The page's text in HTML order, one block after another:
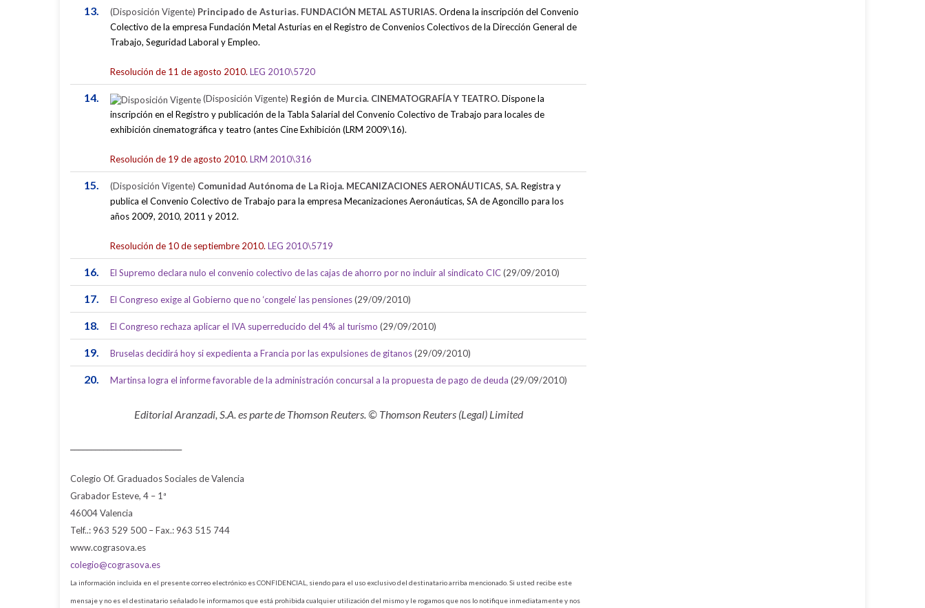
13. (Disposición Vigente) Principado de Asturias. FUNDACIÓN METAL ASTURIAS.Ordena la inscripción del Convenio
Colectivo de la empresa Fundación Metal Asturias en el Registro de Convenios Colectivos de la Dirección General de
Trabajo, Seguridad Laboral y Empleo.
Resolución de 11 de agosto 2010. LEG 2010\5720
14. (Disposición Vigente) Región de Murcia. CINEMATOGRAFÍA Y TEATRO.Dispone la
inscripción en el Registro y publicación de la Tabla Salarial del Convenio Colectivo de Trabajo para locales de
exhibición cinematográfica y teatro (antes Cine Exhibición (LRM 2009\16).
Resolución de 19 de agosto 2010. LRM 2010\316
15. (Disposición Vigente) Comunidad Autónoma de La Rioja. MECANIZACIONES AERONÁUTICAS, SA.Registra y
publica el Convenio Colectivo de Trabajo para la empresa Mecanizaciones Aeronáuticas, SA de Agoncillo para los
años 2009, 2010, 2011 y 2012.
Resolución de 10 de septiembre 2010. LEG 2010\5719
16. El Supremo declara nulo el convenio colectivo de las cajas de ahorro por no incluir al sindicato CIC(29/09/2010)
17. El Congreso exige al Gobierno que no ‘congele’ las pensiones(29/09/2010)
18. El Congreso rechaza aplicar el IVA superreducido del 4% al turismo (29/09/2010)
19. Bruselas decidirá hoy si expedienta a Francia por las expulsiones de gitanos(29/09/2010)
20. Martinsa logra el informe favorable de la administración concursal a la propuesta de pago de deuda (29/09/2010)
Editorial Aranzadi, S.A. es parte de Thomson Reuters. © Thomson Reuters (Legal) Limited
Colegio Of. Graduados Sociales de Valencia
Grabador Esteve, 4 – 1ª
46004 Valencia
Telf..: 963 529 500 – Fax.: 963 515 744
www.cograsova.es
colegio@cograsova.es
La información incluida en el presente correo electrónico es CONFIDENCIAL, siendo para el uso exclusivo del destinatario arriba mencionado. Si usted recibe este
mensaje y no es el destinatario señalado le informamos que está prohibida cualquier utilización del mismo y le rogamos que nos lo notifique inmediatamente y nos